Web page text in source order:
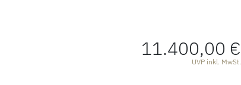
11.400,00 €
UVP inkl. MwSt.